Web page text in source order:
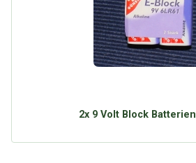
2x 9 Volt Block Batterien